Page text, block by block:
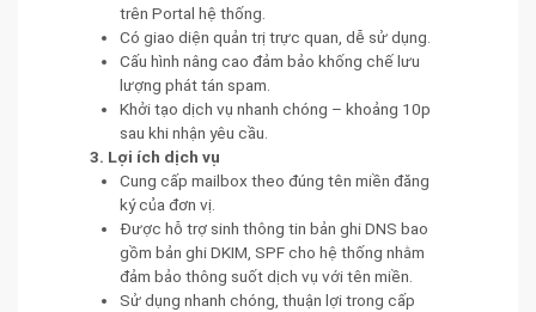
trên Portal hệ thống.
Có giao diện quản trị trực quan, dễ sử dụng.
Cấu hình nâng cao đảm bảo khống chế lưu
lượng phát tán spam.
Khởi tạo dịch vụ nhanh chóng – khoảng 10p
sau khi nhận yêu cầu.
3. Lợi ích dịch vụ
Cung cấp mailbox theo đúng tên miền đăng
ký của đơn vị.
Được hỗ trợ sinh thông tin bản ghi DNS bao
gồm bản ghi DKIM, SPF cho hệ thống nhằm
đảm bảo thông suốt dịch vụ với tên miền.
Sử dụng nhanh chóng, thuận lợi trong cấp